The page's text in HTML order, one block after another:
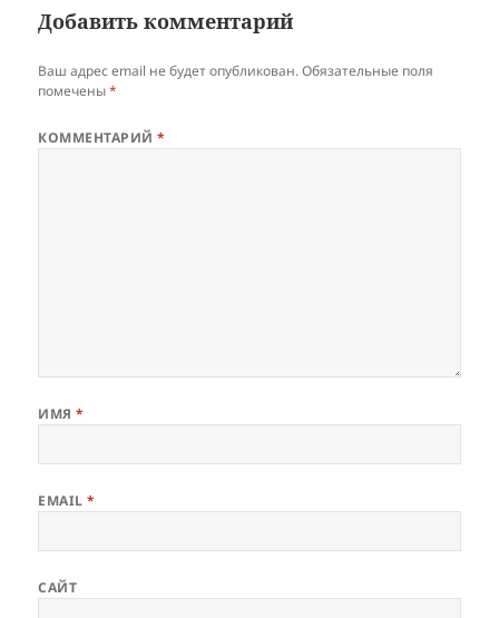
Добавить комментарий
Ваш адрес email не будет опубликован. Обязательные поля
помечены*
КОММЕНТАРИЙ*
ИМЯ*
EMAIL*
САЙТ